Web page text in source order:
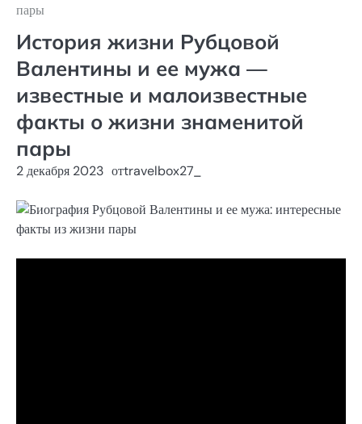
пары
История жизни Рубцовой
Валентины и ее мужа —
известные и малоизвестные
факты о жизни знаменитой
пары
2 декабря 2023 отtravelbox27_